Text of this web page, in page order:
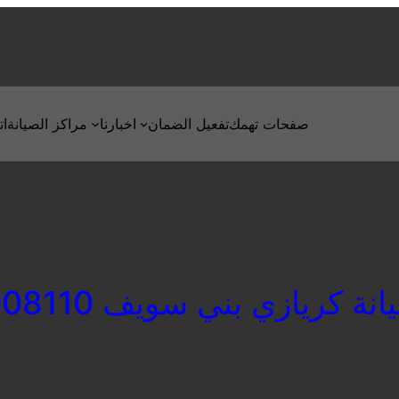
مراكز الصيانة اخبارنا تفعيل الضمانصفحات تهمك
كريازي بني سويف 01154008110